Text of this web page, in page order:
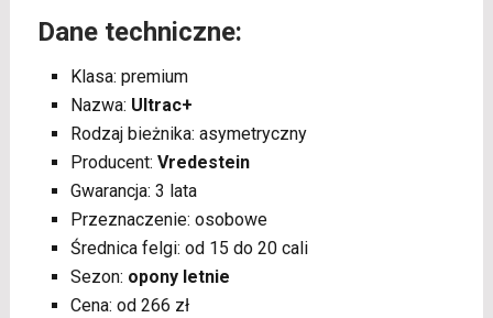
Dane techniczne:
Klasa: premium
Nazwa: Ultrac+
Rodzaj bieżnika: asymetryczny
Producent: Vredestein
Gwarancja: 3 lata
Przeznaczenie: osobowe
Średnica felgi: od 15 do 20 cali
Sezon: opony letnie
Cena: od 266 zł